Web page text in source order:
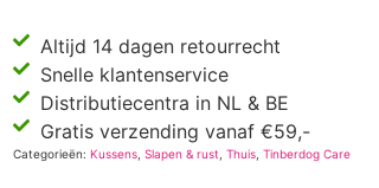
Altijd 14 dagen retourrecht
Snelle klantenservice
Distributiecentra in NL & BE
Gratis verzending vanaf €59,-
Categorieën: Kussens,Slapen & rust,Thuis,Tinberdog Care